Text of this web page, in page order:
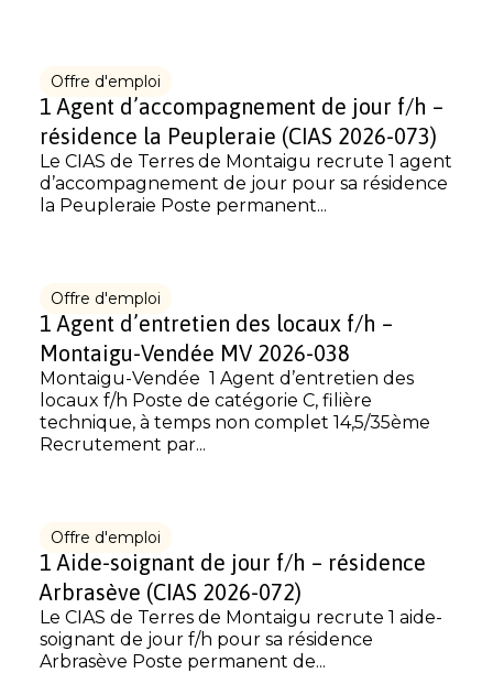
Offre d'emploi
1 Agent d’accompagnement de jour f/h –
résidence la Peupleraie (CIAS 2026-073)
Le CIAS de Terres de Montaigu recrute 1 agent
d’accompagnement de jour pour sa résidence
la Peupleraie Poste permanent...
Offre d'emploi
1 Agent d’entretien des locaux f/h –
Montaigu-Vendée MV 2026-038
Montaigu-Vendée 1 Agent d’entretien des
locaux f/h Poste de catégorie C, filière
technique, à temps non complet 14,5/35ème
Recrutement par...
Offre d'emploi
1 Aide-soignant de jour f/h – résidence
Arbrasève (CIAS 2026-072)
Le CIAS de Terres de Montaigu recrute 1 aide-
soignant de jour f/h pour sa résidence
Arbrasève Poste permanent de...